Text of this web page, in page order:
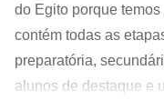
do Egito porque
contém todas as
preparatória,
alunos de destaque e